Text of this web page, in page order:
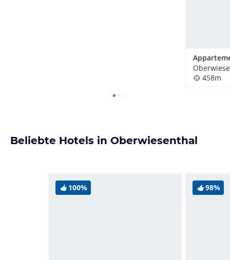
458m
Beliebte Hotels in Oberwiesenthal
100% 98%